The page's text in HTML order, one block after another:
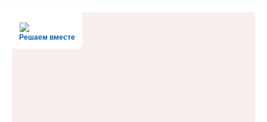
Решаем вместе